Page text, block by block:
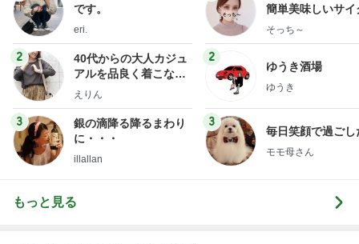
です。
eri.
2
40代からの大人カジュ
アルを品良く着こなす
ファッションブログ
えりん
3
銀の滴降る降るまわり
に・・・
illallan
簡単美味しいサイ
献立
そっち～
2
ゆうき酒場
ゆうき
3
毎日笑顔で過ごし
モモ母さん
もっと見る